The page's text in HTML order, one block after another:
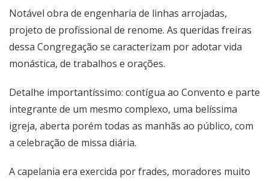
Notável obra de engenharia de linhas arrojadas,
projeto de profissional de renome. As queridas freiras
dessa Congregação se caracterizam por adotar vida
monástica, de trabalhos e orações.
Detalhe importantíssimo: contígua ao Convento e parte
integrante de um mesmo complexo, uma belíssima
igreja, aberta porém todas as manhãs ao público, com
a celebração de missa diária.
A capelania era exercida por frades, moradores muito